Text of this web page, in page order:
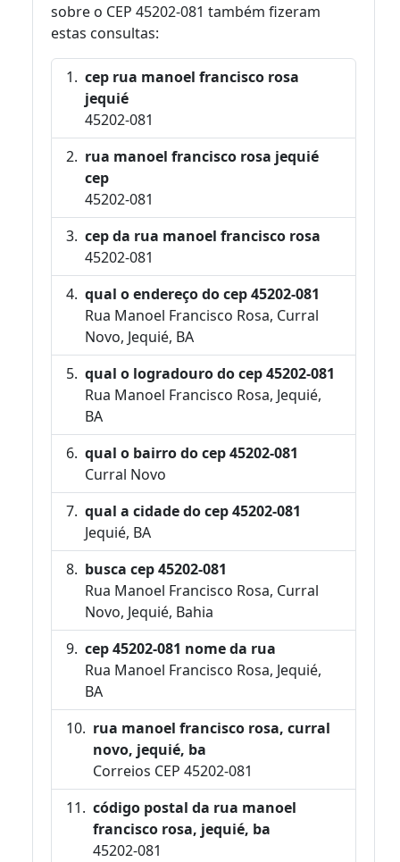
sobre o CEP 45202-081 também fizeram
estas consultas:
cep rua manoel francisco rosa
jequié
45202-081
rua manoel francisco rosa jequié
cep
45202-081
cep da rua manoel francisco rosa
45202-081
qual o endereço do cep 45202-081
Rua Manoel Francisco Rosa, Curral
Novo, Jequié, BA
qual o logradouro do cep 45202-081
Rua Manoel Francisco Rosa, Jequié,
BA
qual o bairro do cep 45202-081
Curral Novo
qual a cidade do cep 45202-081
Jequié, BA
busca cep 45202-081
Rua Manoel Francisco Rosa, Curral
Novo, Jequié, Bahia
cep 45202-081 nome da rua
Rua Manoel Francisco Rosa, Jequié,
BA
rua manoel francisco rosa, curral
novo, jequié, ba
Correios CEP 45202-081
código postal da rua manoel
francisco rosa, jequié, ba
45202-081